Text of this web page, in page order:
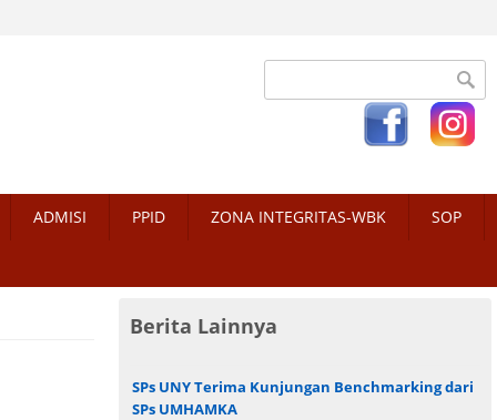
Search form
ADMISI PPID ZONA INTEGRITAS-WBK SOP
Berita Lainnya
SPs UNY Terima Kunjungan Benchmarking dari
SPs UMHAMKA